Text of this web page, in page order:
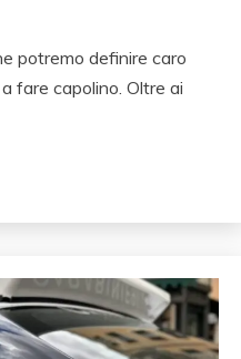
potremo definire caro
fare capolino. Oltre ai